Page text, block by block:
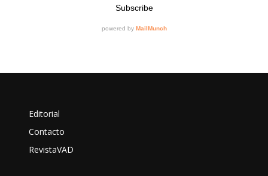
Editorial
Contacto
RevistaVAD